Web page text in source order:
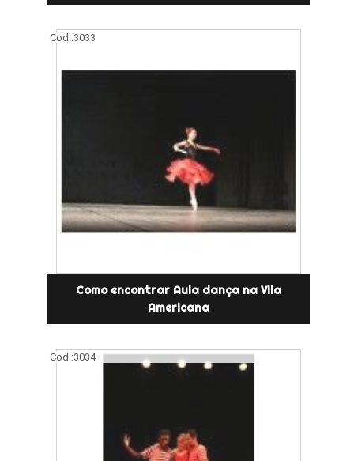
Cod.:3033
Como encontrar Aula dança na Vila
Americana
Cod.:3034